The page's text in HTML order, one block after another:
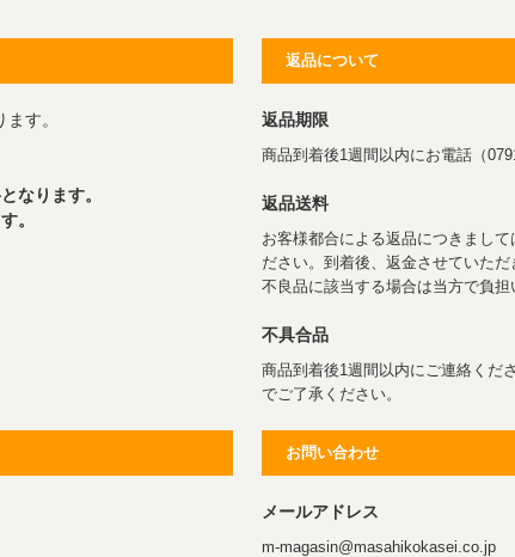
す。
なります。
。
返品について
返品期限
商品到着後1週間以内にお電話（
返品送料
お客様都合による返品につきまし
ださい。到着後、返金させていただ
不良品に該当する場合は当方で負担
不具合品
商品到着後1週間以内にご連絡くだ
でご了承ください。
お問い合わせ
メールアドレス
m-magasin@masahikokasei.co.jp